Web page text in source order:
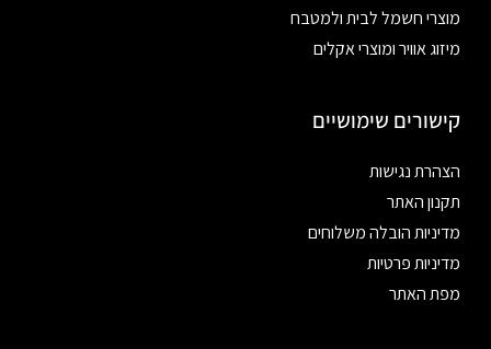
מוצרי חשמל לבית ולמטבח
מיזוג אוויר ומוצרי אקלים
קישורים שימושיים
הצהרת נגישות
תקנון האתר
מדיניות הובלה משלוחים
מדיניות פרטיות
מפת האתר